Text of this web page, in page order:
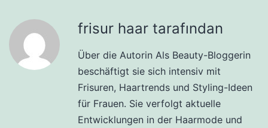
frisur haar tarafından
Über die Autorin Als Beauty-Bloggerin
beschäftigt sie sich intensiv mit
Frisuren, Haartrends und Styling-Ideen
für Frauen. Sie verfolgt aktuelle
Entwicklungen in der Haarmode und